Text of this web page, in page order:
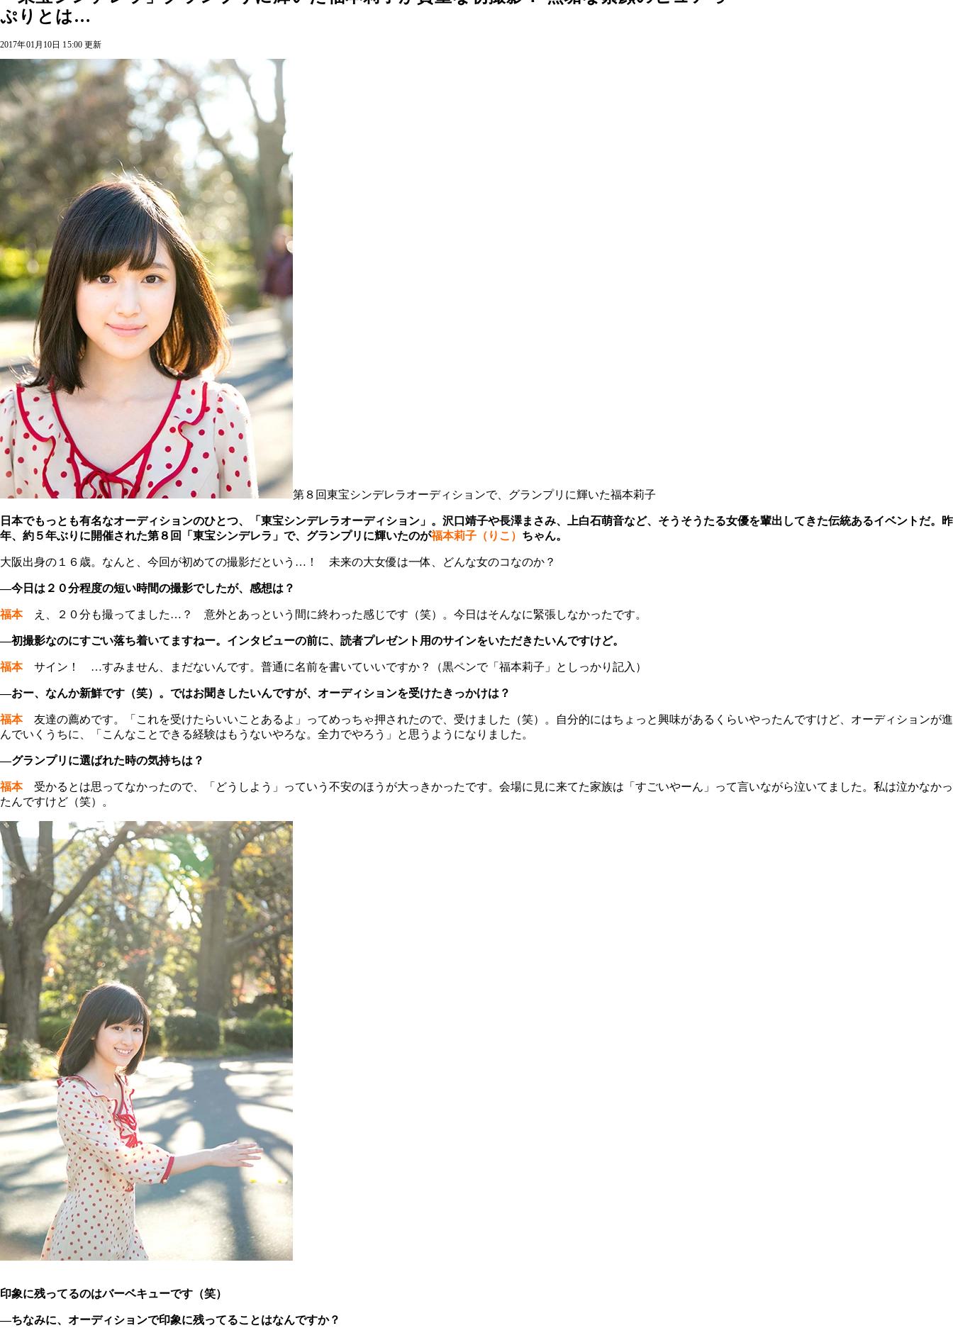
ぷりとは…
2017年01月10日 15:00 更新
第８回東宝シンデレラオーディションで、グランプリに輝いた福本莉子
日本でもっとも有名なオーディションのひとつ、「東宝シンデレラオーディション」。沢口靖子や長澤まさみ、上白石萌音など、そうそうたる女優を輩出してきた伝統あるイベントだ。昨
年、約５年ぶりに開催された第８回「東宝シンデレラ」で、グランプリに輝いたのが福本莉子（りこ） ちゃん。
大阪出身の１６歳。なんと、今回が初めての撮影だという…！ 未来の大女優は一体、どんな女のコなのか？
―今日は２０分程度の短い時間の撮影でしたが、感想は？
福本え、２０分も撮ってました…？ 意外とあっという間に終わった感じです（笑）。今日はそんなに緊張しなかったです。
―初撮影なのにすごい落ち着いてますねー。インタビューの前に、読者プレゼント用のサインをいただきたいんですけど。
福本 サイン！ …すみません、まだないんです。普通に名前を書いていいですか？（黒ペンで「福本莉子」としっかり記入）
―おー、なんか新鮮です（笑）。ではお聞きしたいんですが、オーディションを受けたきっかけは？
福本友達の薦めです。「これを受けたらいいことあるよ」ってめっちゃ押されたので、受けました（笑）。自分的にはちょっと興味があるくらいやったんですけど、オーディションが進
んでいくうちに、「こんなことできる経験はもうないやろな。全力でやろう」と思うようになりました。
―グランプリに選ばれた時の気持ちは？
福本受かるとは思ってなかったので、「どうしよう」っていう不安のほうが大っきかったです。会場に見に来てた家族は「すごいやーん」って言いながら泣いてました。私は泣かなかっ
たんですけど（笑）。
印象に残ってるのはバーベキューです（笑）
―ちなみに、オーディションで印象に残ってることはなんですか？